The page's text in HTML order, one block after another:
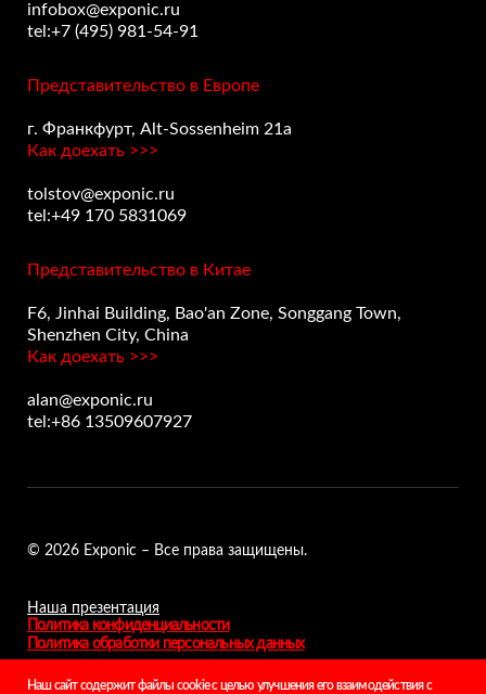
infobox@exponic.ru
tel:+7 (495) 981-54-91
Представительство в Европе
г. Франкфурт, Alt-Sossenheim 21a
tolstov@exponic.ru
tel:+49 170 5831069
Как доехать >>>
Представительство в Китае
F6, Jinhai Building, Bao'an Zone, Songgang Town,
Shenzhen City, China
alan@exponic.ru
tel:+86 13509607927
Как доехать >>>
© 2026 Exponic – Все права защищены.
Наша презентация
Политика конфиденциальности
Политика обработки персональных данных
Наш сайт содержит файлы cookie с целью улучшения его взаимодействия с